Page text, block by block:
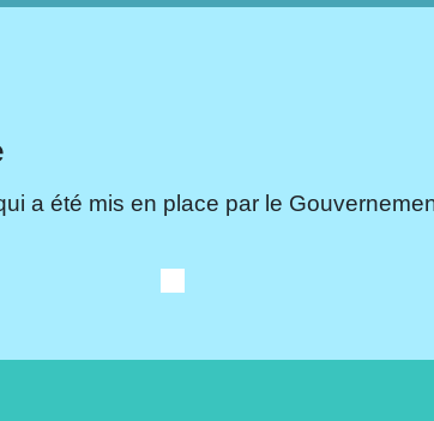
a été mis en place par le